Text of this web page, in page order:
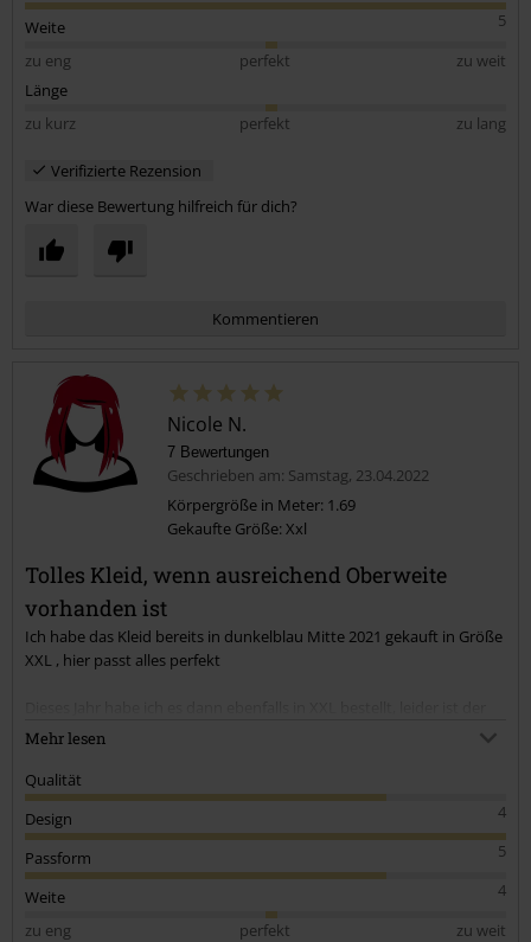
5
Weite
zu eng
perfekt
zu weit
Länge
zu kurz
perfekt zu lang
Verifizierte Rezension
War diese Bewertung hilfreich für dich?
Kommentieren
Kommentar jetzt abschicken!
Nicole N.
7 Bewertungen
Geschrieben am: Samstag, 23.04.2022
Körpergröße in Meter: 1.69
Gekaufte Größe: Xxl
Tolles Kleid, wenn ausreichend Oberweite
vorhanden ist
Ich habe das Kleid bereits in dunkelblau Mitte 2021 gekauft in Größe
XXL , hier passt alles perfekt
Schnitt minimal anders.
Leider muss es daher zurück.
Der Stoff ist sehr leicht und elastisch.
Verarbeitung und Design super.
Die Taschen bieten ausreichend Platz
Mehr lesen
Qualität
4
Design
5
Passform
4
Weite
zu eng
perfekt
zu weit